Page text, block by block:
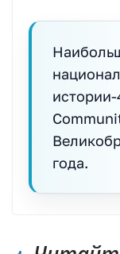
истории-
года.